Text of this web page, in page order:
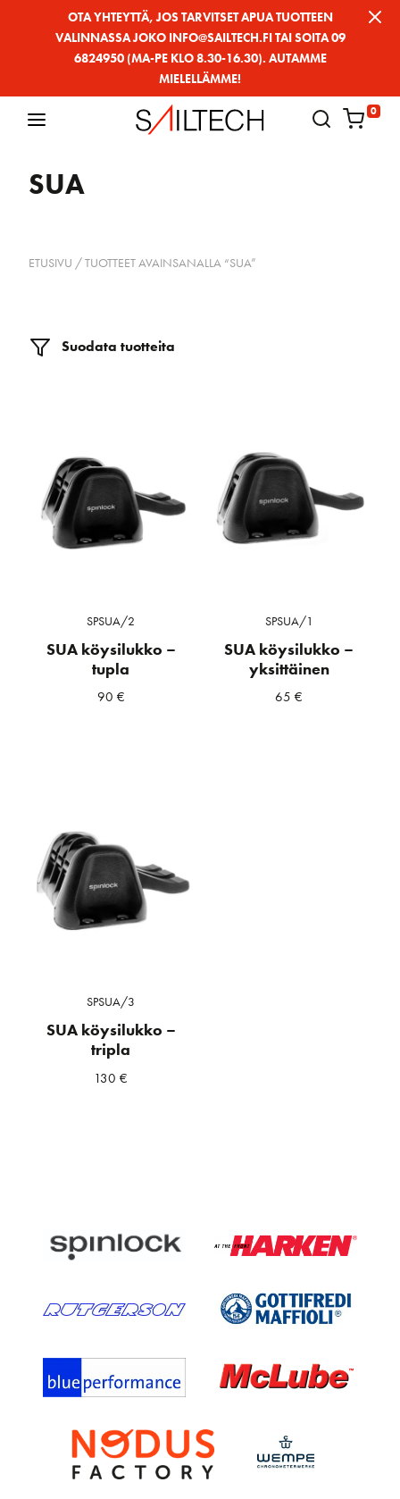
OTA YHTEYTTÄ, JOS TARVITSET APUA TUOTTEEN
VALINNASSA JOKO INFO@SAILTECH.FI TAI SOITA 09
6824950 (MA-PE KLO 8.30-16.30). AUTAMME
MIELELLÄMME!
0
SUA
ETUSIVU / TUOTTEET AVAINSANALLA “SUA”
Suodata tuotteita
SPSUA/2
SUA köysilukko –
tupla
90 €
SPSUA/1
SUA köysilukko –
yksittäinen
65€
SPSUA/3
SUA köysilukko –
tripla
130€